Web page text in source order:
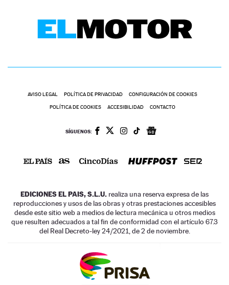
AVISO LEGAL POLÍTICA DE PRIVACIDAD CONFIGURACIÓN DE COOKIES
POLÍTICA DE COOKIES ACCESIBILIDAD CONTACTO
SÍGUENOS:
EDICIONES EL PAIS, S.L.U. realiza una reserva expresa de las
reproducciones y usos de las obras y otras prestaciones accesibles
desde este sitio web a medios de lectura mecánica u otros medios
que resulten adecuados a tal fin de conformidad con el artículo 67.3
del Real Decreto-ley 24/2021, de 2 de noviembre.